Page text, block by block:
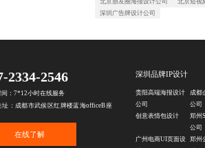
北京朋友圈海报设计公司
北京短视
深圳广告牌设计公司
2334-2546
间：7*12小时在线服务
址：成都市武侯区红牌楼蓝海officeB座
在线了解
深圳品牌IP设计
贵阳高端海报设计
公司
成都
公司
创意表情包设计
郑州
公司
广州电商UI页面设
郑州